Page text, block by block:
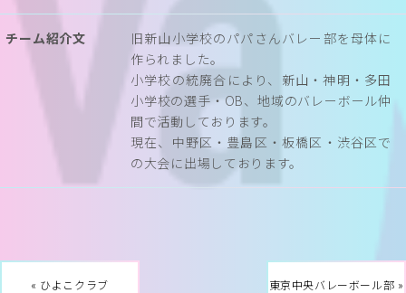
チーム紹介文
旧新山小学校のパパさんバレー部を母体に
作られました。
小学校の統廃合により、新山・神明・多田
小学校の選手・OB、地域のバレーボール仲
間で活動しております。
現在、中野区・豊島区・板橋区・渋谷区で
の大会に出場しております。
« ひよこクラブ 東京中央バレーボール部 »